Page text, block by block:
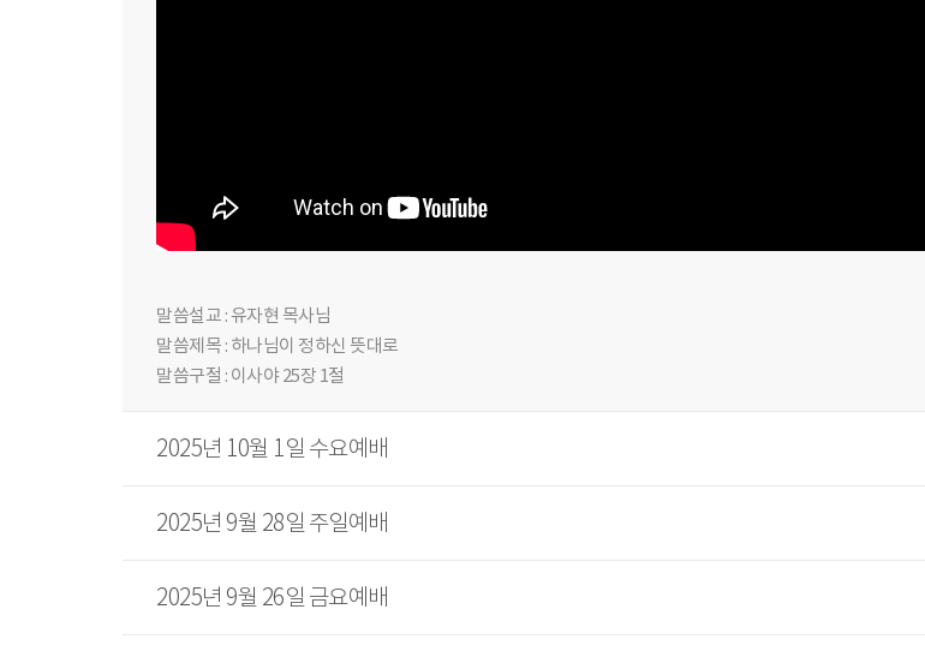
말씀설교 : 유자현 목사님
말씀제목 : 하나님이 정하신 뜻대로
말씀구절 : 이사야 25장 1절
2025년 10월 1일 수요예배
2025년 9월 28일 주일예배
2025년 9월 26일 금요예배